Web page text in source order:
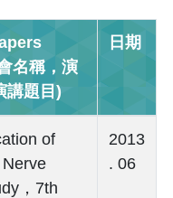
名稱，演
講題目)
日期
of
，7th
2013
. 06